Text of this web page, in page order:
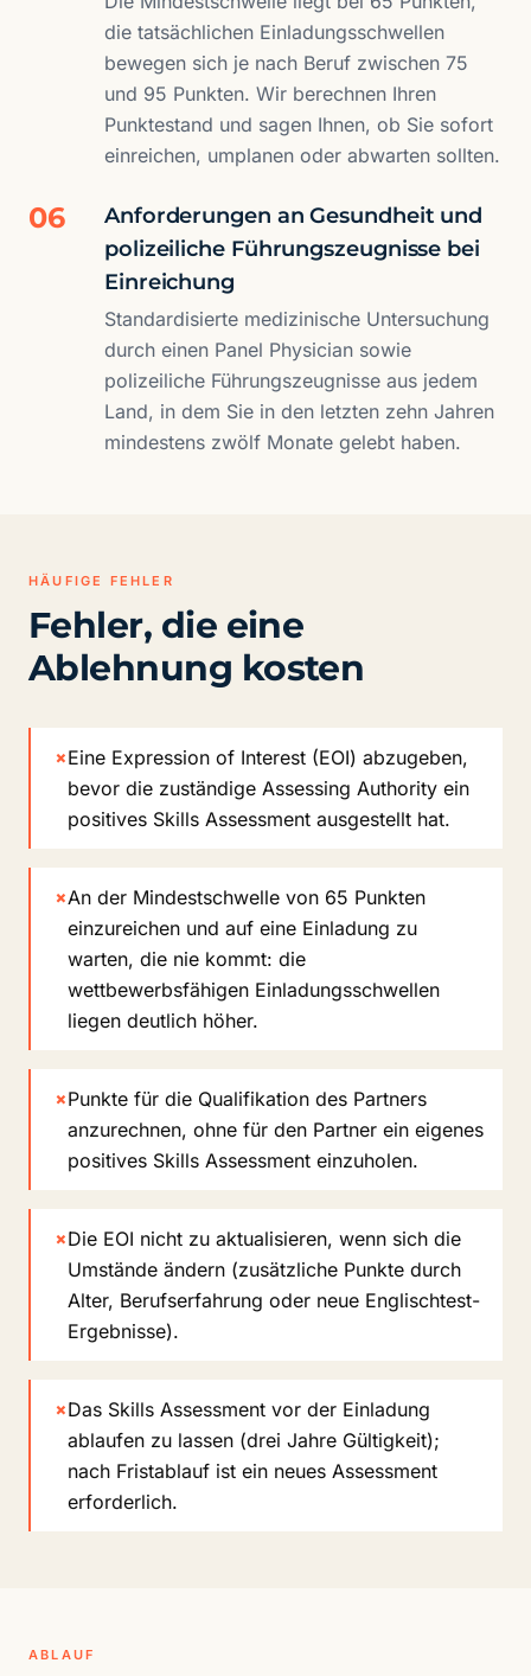
die tatsächlichen Einladungsschwellen
bewegen sich je nach Beruf zwischen 75
und 95 Punkten. Wir berechnen Ihren
Punktestand und sagen Ihnen, ob Sie sofort
einreichen, umplanen oder abwarten sollten.
06
Anforderungen an Gesundheit und
polizeiliche Führungszeugnisse bei
Einreichung
Standardisierte medizinische Untersuchung
durch einen Panel Physician sowie
polizeiliche Führungszeugnisse aus jedem
Land, in dem Sie in den letzten zehn Jahren
mindestens zwölf Monate gelebt haben.
HÄUFIGE FEHLER
Fehler, die eine
Ablehnung kosten
×Eine Expression of Interest (EOI) abzugeben,
bevor die zuständige Assessing Authority ein
positives Skills Assessment ausgestellt hat.
×An der Mindestschwelle von 65 Punkten
einzureichen und auf eine Einladung zu
warten, die nie kommt: die
wettbewerbsfähigen Einladungsschwellen
liegen deutlich höher.
×Punkte für die Qualifikation des Partners
anzurechnen, ohne für den Partner ein eigenes
positives Skills Assessment einzuholen.
×Die EOI nicht zu aktualisieren, wenn sich die
Umstände ändern (zusätzliche Punkte durch
Alter, Berufserfahrung oder neue Englischtest-
Ergebnisse).
×Das Skills Assessment vor der Einladung
ablaufen zu lassen (drei Jahre Gültigkeit);
nach Fristablauf ist ein neues Assessment
erforderlich.
ABLAUF